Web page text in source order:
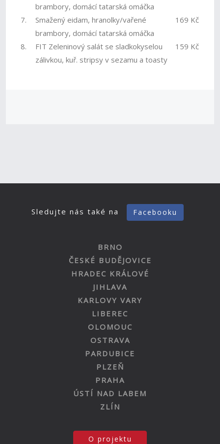
brambory, domácí tatarská omáčka
7.
Smažený eidam, hranolky/vařené
brambory, domácí tatarská omáčka
169 Kč
8.
FIT Zeleninový salát se sladkokyselou
zálivkou, kuř. stripsy v sezamu a toasty
159 Kč
Sledujte nás také na Facebooku
BRNO
ČESKÉ BUDĚJOVICE
HRADEC KRÁLOVÉ
JIHLAVA
KARLOVY VARY
LIBEREC
OLOMOUC
OSTRAVA
PARDUBICE
PLZEŇ
PRAHA
ÚSTÍ NAD LABEM
ZLÍN
O projektu